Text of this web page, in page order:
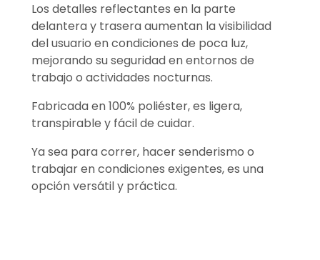
Los detalles reflectantes en la parte
delantera y trasera aumentan la visibilidad
del usuario en condiciones de poca luz,
mejorando su seguridad en entornos de
trabajo o actividades nocturnas.
Fabricada en 100% poliéster, es ligera,
transpirable y fácil de cuidar.
Ya sea para correr, hacer senderismo o
trabajar en condiciones exigentes, es una
opción versátil y práctica.